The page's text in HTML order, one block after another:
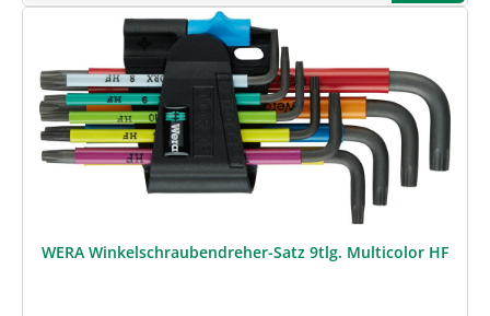
WERA Winkelschraubendreher-Satz 9tlg. Multicolor HF